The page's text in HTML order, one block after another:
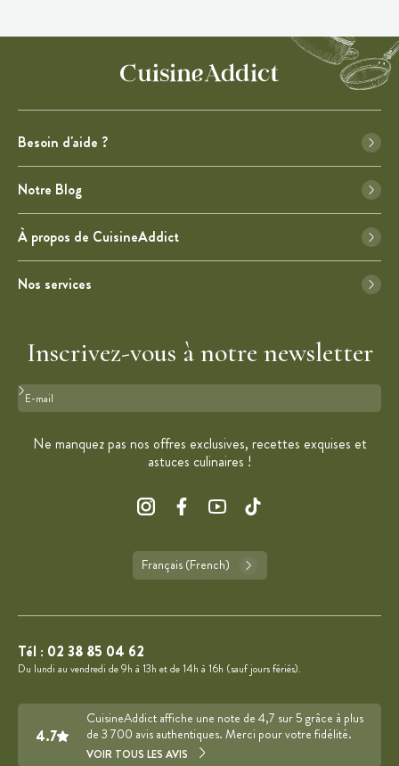
Besoin d'aide ?
Notre Blog
À propos de CuisineAddict
Nos services
Inscrivez-vous à notre newsletter
Format : adresse@email.com
Ne manquez pas nos offres exclusives, recettes exquises et
astuces culinaires !
Français (French)
Tél : 02 38 85 04 62
Du lundi au vendredi de 9h à 13h et de 14h à 16h (sauf jours fériés).
4.7
CuisineAddict affiche une note de 4,7 sur 5 grâce à plus
de 3 700 avis authentiques. Merci pour votre fidélité.
VOIR TOUS LES AVIS